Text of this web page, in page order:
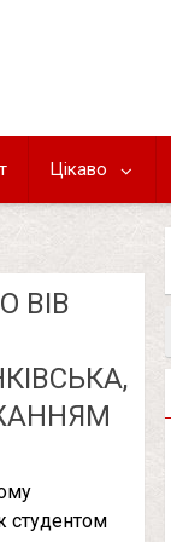
Цікаво
ВІВ
студентом